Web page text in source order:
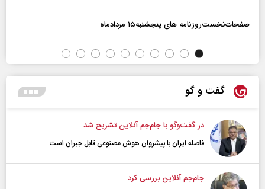
صفحات‌نخست‌روزنامه ها‌ی پنجشنبه‌۱۵ مردادماه
گفت و گو
در گفت‌و‌گو با جام‌جم آنلاین تشریح شد
فاصله ایران با پیشرو‌ان هوش مصنوعی قابل جبران است
جام‌جم آنلاین بررسی کرد